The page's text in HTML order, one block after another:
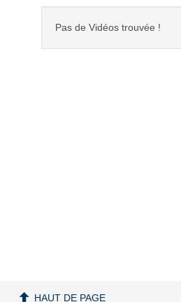
Pas de Vidéos trouvée !
HAUT DE PAGE